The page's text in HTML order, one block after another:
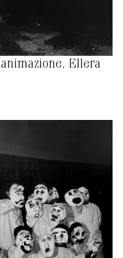
Ellera